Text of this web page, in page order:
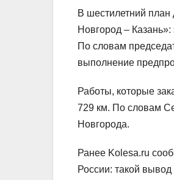
В шестилетний план
Новгород –
По словам
выполнение
Работы, которые
729 км. По словам
Новгорода.
Ранее Kolesa.ru
России: такой